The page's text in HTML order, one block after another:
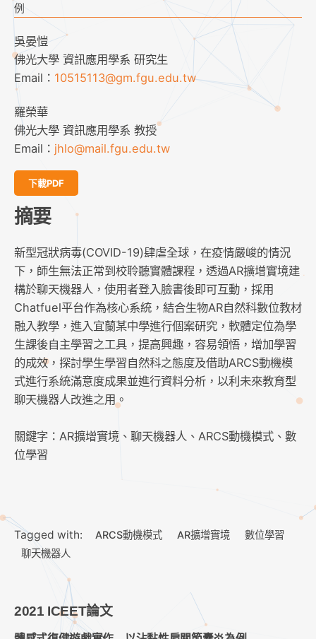
例
吳晏愷
佛光大學 資訊應用學系 研究生
Email： 10515113@gm.fgu.edu.tw
羅榮華
佛光大學 資訊應用學系 教授
Email： jhlo@mail.fgu.edu.tw
下載PDF
摘要
新型冠狀病毒(COVID-19)肆虐全球，在疫情嚴峻的情況
下，師生無法正常到校聆聽實體課程，透過AR擴增實境建
構於聊天機器人，使用者登入臉書後即可互動，採用
Chatfuel平台作為核心系統，結合生物AR自然科數位教材
融入教學，進入宜蘭某中學進行個案研究，軟體定位為學
生課後自主學習之工具，提高興趣，容易領悟，增加學習
的成效，探討學生學習自然科之態度及借助ARCS動機模
式進行系統滿意度成果並進行資料分析，以利未來教育型
聊天機器人改進之用。
關鍵字：AR擴增實境、聊天機器人、ARCS動機模式、數
位學習
Tagged with: ARCS動機模式 AR擴增實境
數位學習
聊天機器人
2021 ICEET論文